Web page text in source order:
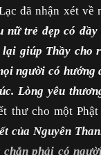
đã nhận xét về
nữ trẻ đẹp có
giúp Thầy cho
người có hướng
Lòng yêu
thư cho một
của Nguyên
phải có